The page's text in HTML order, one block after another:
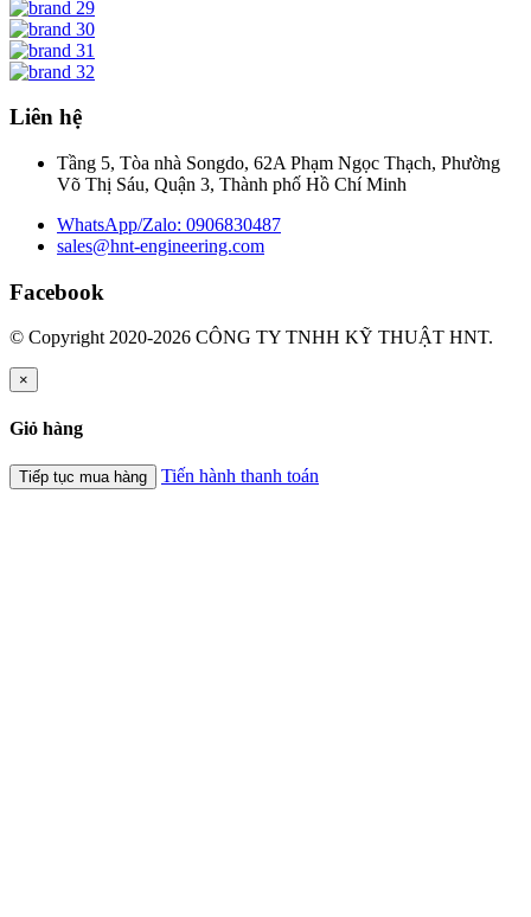
Liên hệ
Tầng 5, Tòa nhà Songdo, 62A Phạm Ngọc Thạch, Phường
Võ Thị Sáu, Quận 3, Thành phố Hồ Chí Minh
WhatsApp/Zalo: 0906830487
sales@hnt-engineering.com
Facebook
© Copyright 2020-2026 CÔNG TY TNHH KỸ THUẬT HNT.
×
Giỏ hàng
Tiếp tục mua hàng Tiến hành thanh toán